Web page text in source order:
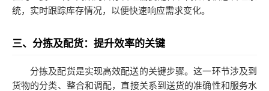
统，实时跟踪库存情况，以便快速响应需求变化。
三、分拣及配货：提升效率的关键
分拣及配货是实现高效配送的关键步骤。这一环节涉及到
货物的分类、整合和调配，直接关系到送货的准确性和服务水